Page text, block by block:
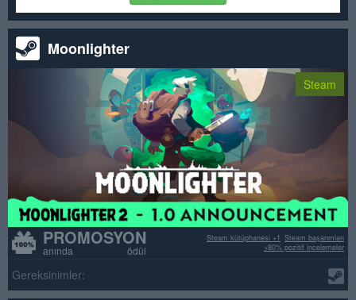
Moonlighter
Steam
PROMOSYON
anında ödül
Steam başarımları
Steam kütüphanesi +1
>80% pozitif incelemeler
Gereksinimler: